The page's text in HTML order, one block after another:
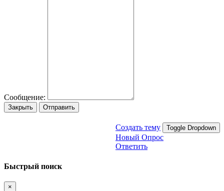
Сообщение:
Закрыть Отправить
Создать тему Toggle Dropdown
Новый Опрос
Ответить
Быстрый поиск
×